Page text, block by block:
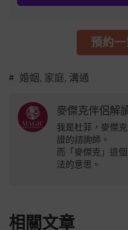
預約
婚姻 , 家庭, 溝通
麥傑克伴侶解
我是杜菲，麥傑
證的諮詢師。
而「麥傑克」這
法的意思。
相關文章